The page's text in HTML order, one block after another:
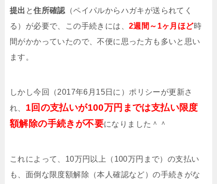
提出 と住所確認 （ペイパルからハガキが送られてく
る）が必要で、この手続きには、 2週間～1ヶ月ほど時
間がかかっていたので、不便に思った方も多いと思い
ます。
しかし今回（2017年6月15日に）ポリシーが更新さ
れ、 1回の支払いが100万円までは支払い限度
額解除の手続きが不要になりました＾＾
これによって、10万円以上（100万円まで）の支払い
も、面倒な限度額解除（本人確認など）の手続きがな